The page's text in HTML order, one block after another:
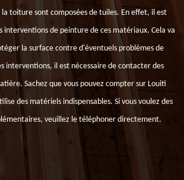
toiture sont composées de tuiles. En effet, il est
interventions de peinture de ces matériaux. Cela va
la surface contre d'éventuels problèmes de
interventions, il est nécessaire de contacter des
Sachez que vous pouvez compter sur Louiti
des matériels indispensables. Si vous voulez des
veuillez le téléphoner directement.